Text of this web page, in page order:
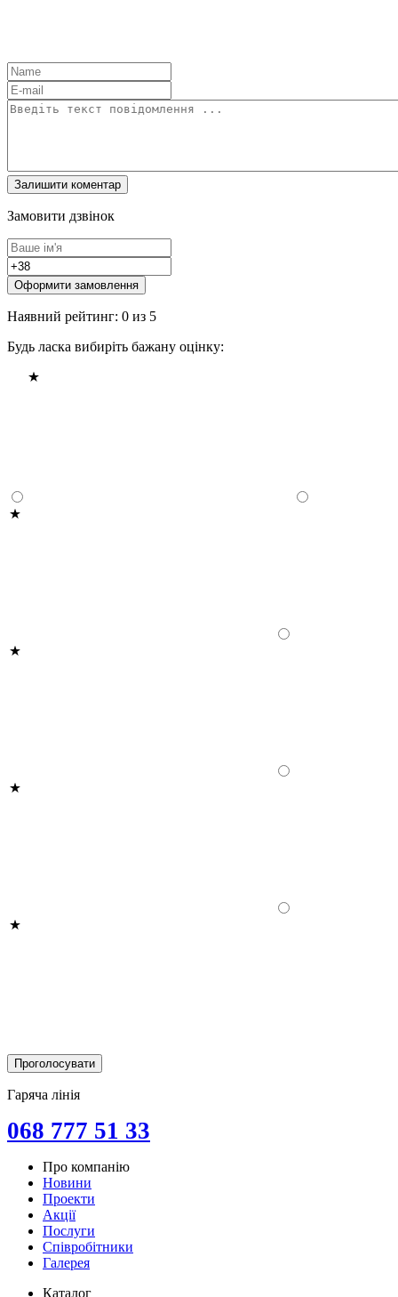
Замовити дзвінок
Оформити замовлення
Наявний рейтинг: 0 из 5
Будь ласка вибиріть бажану оцінку:
Гаряча лінія
068 777 51 33
Про компанію
Новини
Проекти
Акції
Послуги
Співробітники
Галерея
Каталог